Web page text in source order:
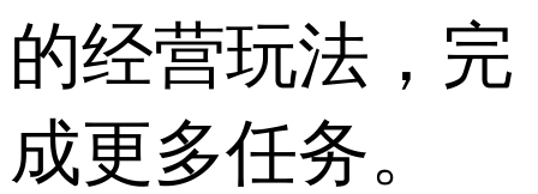
的经营玩法，完
成更多任务。